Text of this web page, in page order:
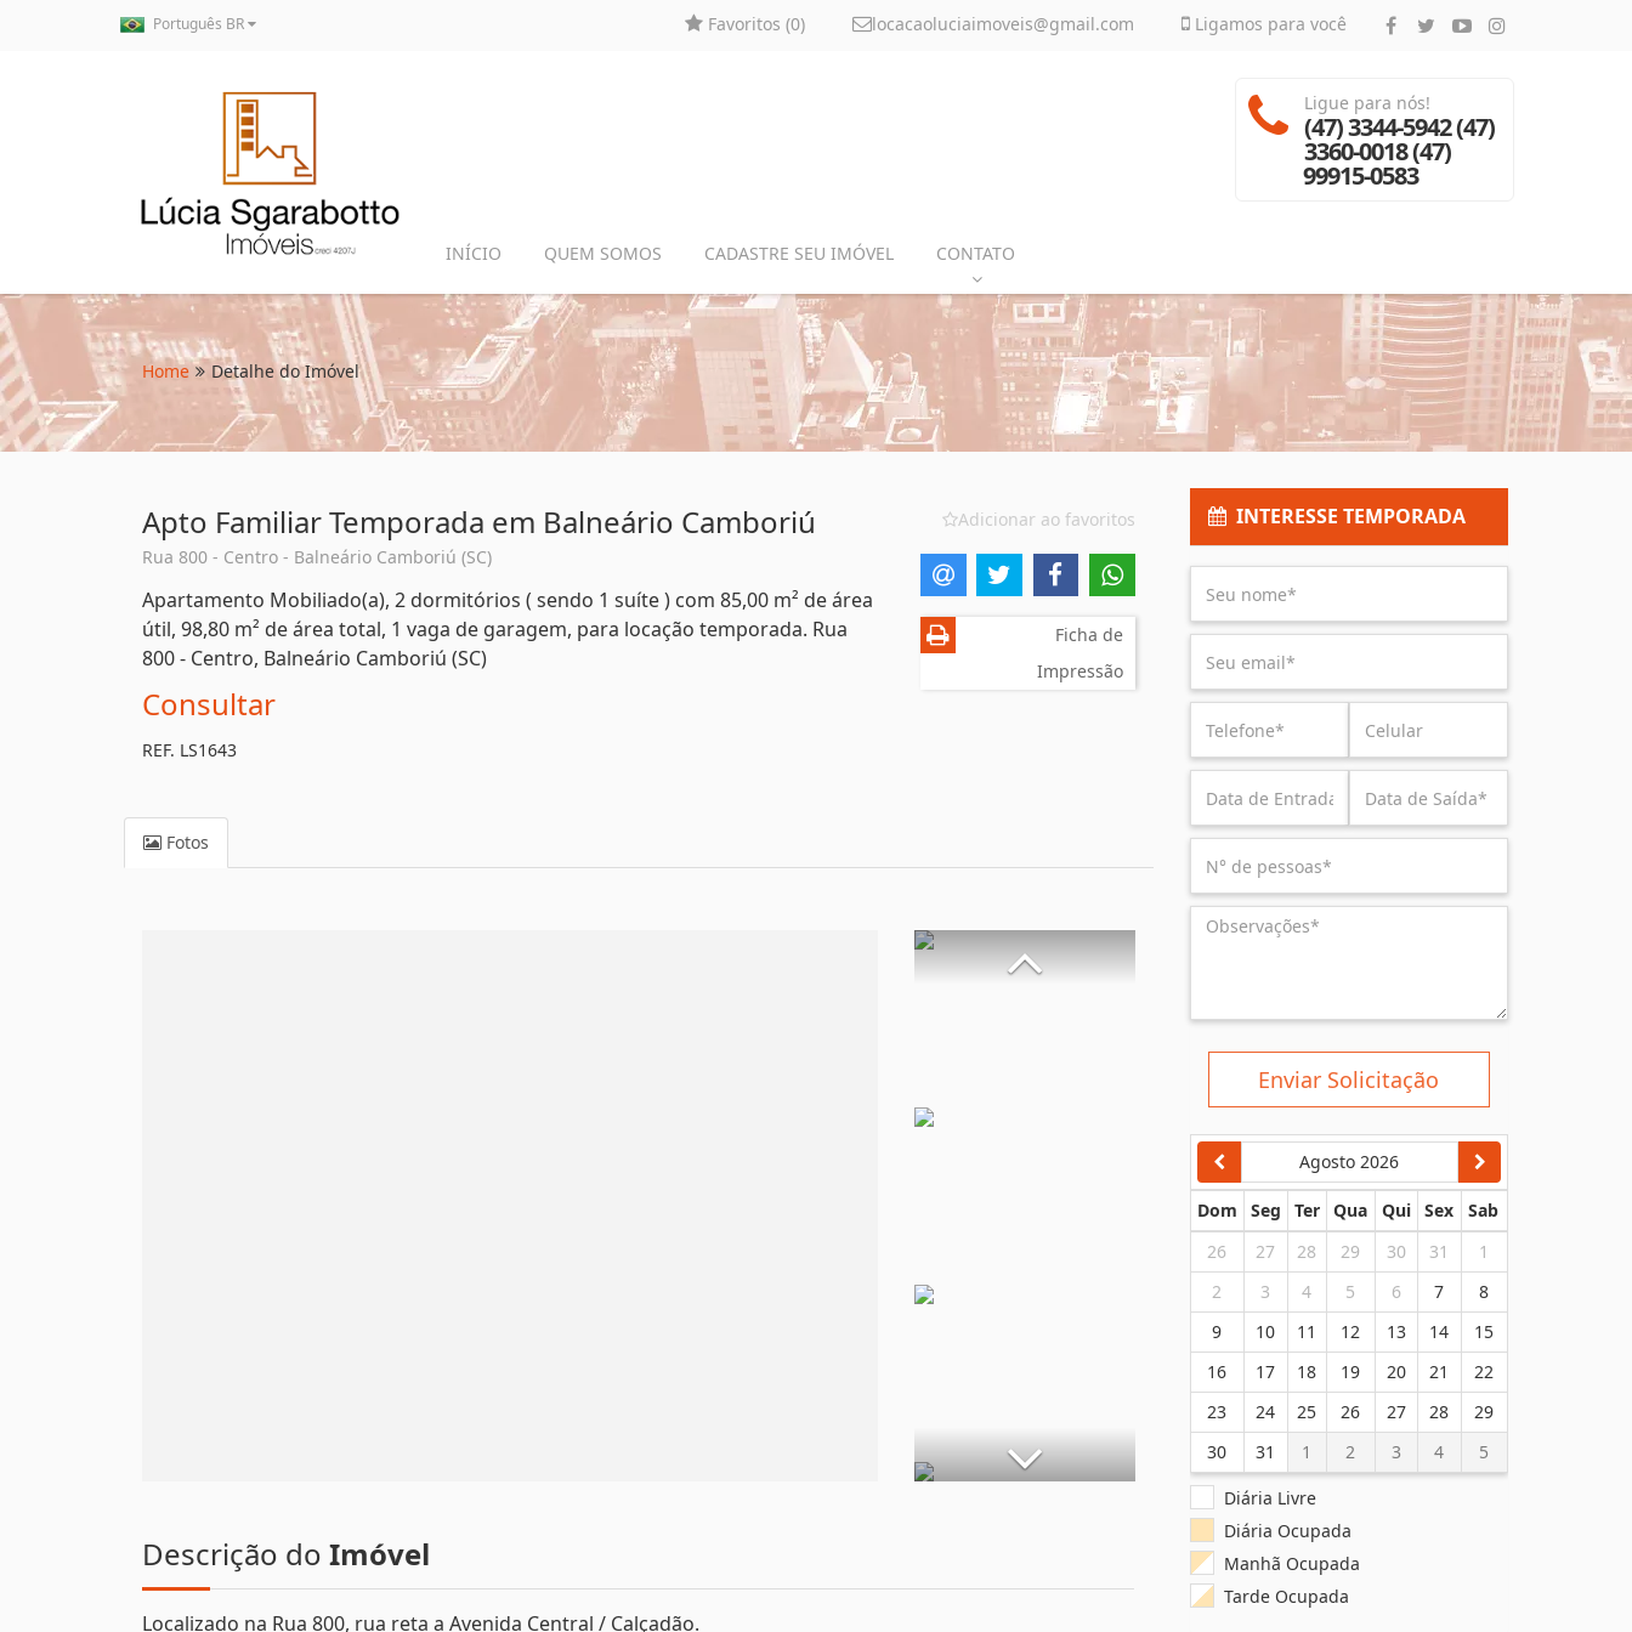
Português BR Ligamos para você
locacaoluciaimoveis@gmail.com
Favoritos (0)
INÍCIO QUEM SOMOS CADASTRE SEU IMÓVEL CONTATO
Ligue para nós!
(47) 3344-5942 (47)
3360-0018 (47)
99915-0583
Home Detalhe do Imóvel
Apto Familiar Temporada em Balneário Camboriú
Rua 800 - Centro - Balneário Camboriú (SC)
Apartamento Mobiliado(a), 2 dormitórios ( sendo 1 suíte ) com 85,00 m² de área
útil, 98,80 m² de área total, 1 vaga de garagem, para locação temporada. Rua
800 - Centro, Balneário Camboriú (SC)
Consultar
REF. LS1643
Adicionar ao favoritos
Ficha de
Impressão
Fotos
Descrição do Imóvel
Localizado na Rua 800, rua reta a Avenida Central / Calçadão.
INTERESSE TEMPORADA
Enviar Solicitação
Agosto 2026
Dom Seg Ter Qua Qui Sex
Sab
26
27 28 29 30 31
1
2
3 4 5 6 7
8
9
10 11 12 13 14
15
16
17 18 19 20 21
22
23
24 25
30
31 1 2
Diária Livre